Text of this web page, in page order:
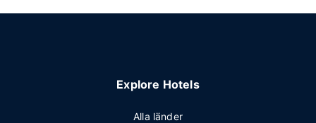
Explore Hotels
Alla länder